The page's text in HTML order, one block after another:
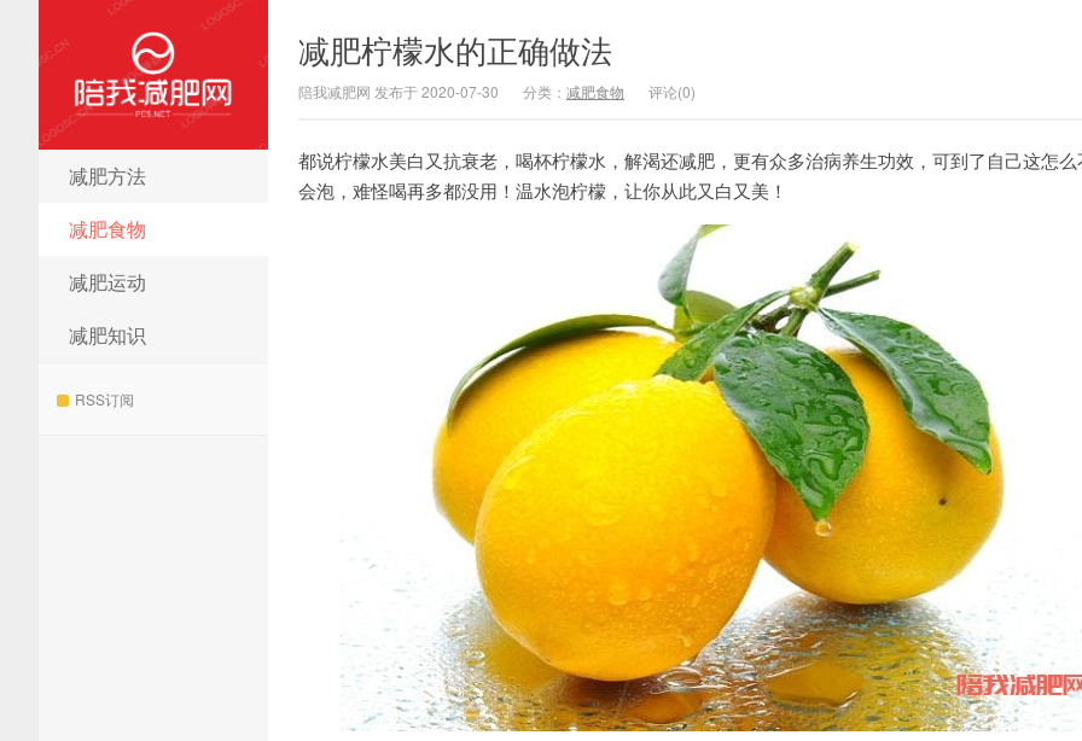
陪我减肥网
减肥方法
减肥食物
减肥运动
减肥知识
RSS订阅
减肥柠檬水的正确做法
陪我减肥网 发布于 2020-07-30 分类： 减肥食物 评论(0)
都说柠檬水美白又抗衰老，喝杯柠檬水，解渴还减肥，更有众多治病养生功效，可到了自己这怎
会泡，难怪喝再多都没用！温水泡柠檬，让你从此又白又美！